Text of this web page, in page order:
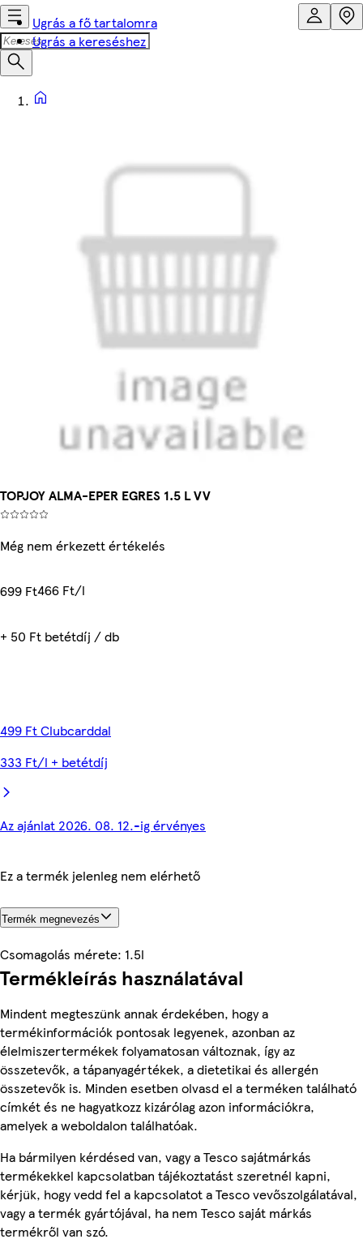
Ugrás a fő tartalomra
Ugrás a kereséshez
TOPJOY ALMA-EPER EGRES 1.5 L VV
Még nem érkezett értékelés
699 Ft466 Ft/l
+ 50 Ft betétdíj / db
499 Ft Clubcarddal
333 Ft/l + betétdíj
Az ajánlat 2026. 08. 12.-ig érvényes
Ez a termék jelenleg nem elérhető
Termék megnevezés
Csomagolás mérete: 1.5l
Termékleírás használatával
Mindent megteszünk annak érdekében, hogy a
termékinformációk pontosak legyenek, azonban az
élelmiszertermékek folyamatosan változnak, így az
összetevők, a tápanyagértékek, a dietetikai és allergén
összetevők is. Minden esetben olvasd el a terméken található
címkét és ne hagyatkozz kizárólag azon információkra,
amelyek a weboldalon találhatóak.
Ha bármilyen kérdésed van, vagy a Tesco sajátmárkás
termékekkel kapcsolatban tájékoztatást szeretnél kapni,
kérjük, hogy vedd fel a kapcsolatot a Tesco vevőszolgálatával,
vagy a termék gyártójával, ha nem Tesco saját márkás
termékről van szó.